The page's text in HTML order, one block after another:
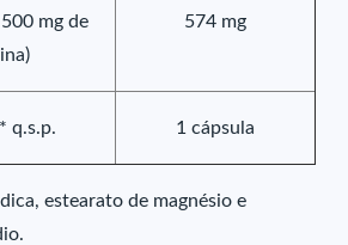
mg de
574 mg
q.s.p. 1 cápsula
estearato de magnésio e